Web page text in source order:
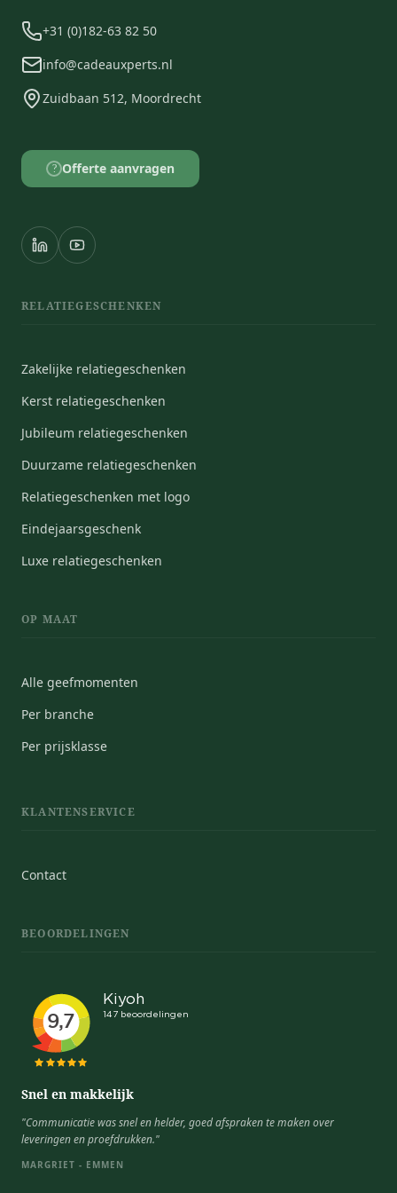
+31 (0)182-63 82 50
info@cadeauxperts.nl
Zuidbaan 512, Moordrecht
? Offerte aanvragen
RELATIEGESCHENKEN
Zakelijke relatiegeschenken
Kerst relatiegeschenken
Jubileum relatiegeschenken
Duurzame relatiegeschenken
Relatiegeschenken met logo
Eindejaarsgeschenk
Luxe relatiegeschenken
OP MAAT
Alle geefmomenten
Per branche
Per prijsklasse
KLANTENSERVICE
Contact
BEOORDELINGEN
Snel en makkelijk
"Communicatie was snel en helder, goed afspraken te maken over
leveringen en proefdrukken."
MARGRIET - EMMEN